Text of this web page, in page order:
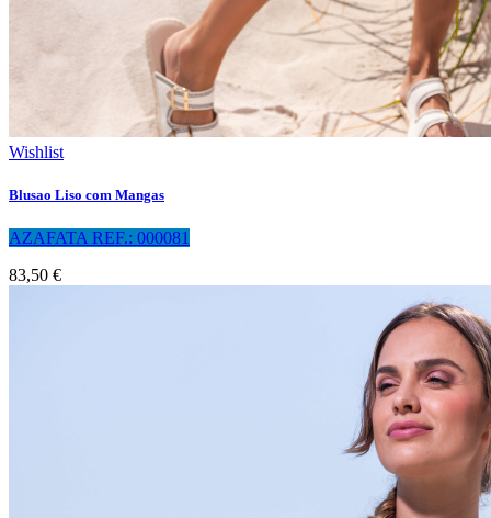
Wishlist
Blusao Liso com Mangas
AZAFATA REF.: 000081
83,50 €